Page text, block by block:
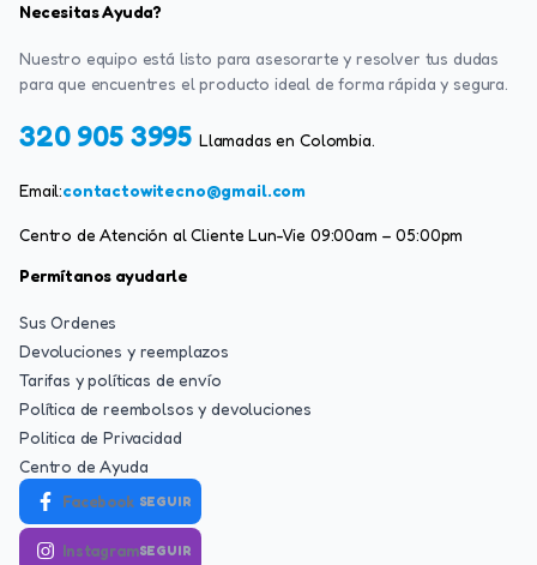
Necesitas Ayuda?
Nuestro equipo está listo para asesorarte y resolver tus dudas
para que encuentres el producto ideal de forma rápida y segura.
320 905 3995 Llamadas en Colombia.
Email:contactowitecno@gmail.com
Centro de Atención al Cliente Lun-Vie 09:00am – 05:00pm
Permítanos ayudarle
Sus Ordenes
Devoluciones y reemplazos
Tarifas y políticas de envío
Política de reembolsos y devoluciones
Politica de Privacidad
Centro de Ayuda
Facebook SEGUIR
InstagramSEGUIR